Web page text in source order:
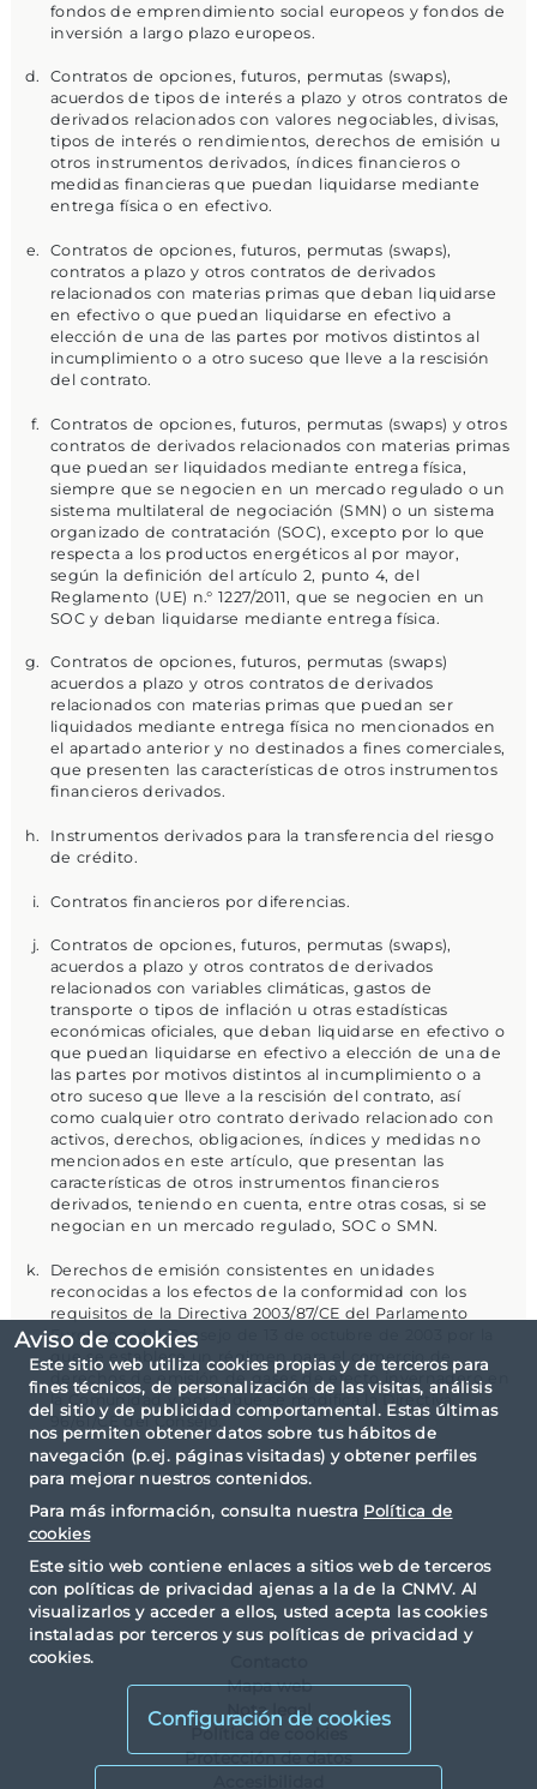
Aviso de cookies
Este sitio web utiliza cookies propias y de terceros para
fines técnicos, de personalización de las visitas, análisis
del sitio y de publicidad comportamental. Estas últimas
nos permiten obtener datos sobre tus hábitos de
navegación (p.ej. páginas visitadas) y obtener perfiles
para mejorar nuestros contenidos.
Para más información, consulta nuestra Política de
cookies
Este sitio web contiene enlaces a sitios web de terceros
con políticas de privacidad ajenas a la de la CNMV. Al
visualizarlos y acceder a ellos, usted acepta las cookies
instaladas por terceros y sus políticas de privacidad y
cookies.
Configuración de cookies
fondos de emprendimiento social europeos y fondos de
inversión a largo plazo europeos.
Contratos de opciones, futuros, permutas (swaps),
acuerdos de tipos de interés a plazo y otros contratos de
derivados relacionados con valores negociables, divisas,
tipos de interés o rendimientos, derechos de emisión u
otros instrumentos derivados, índices financieros o
medidas financieras que puedan liquidarse mediante
entrega física o en efectivo.
Contratos de opciones, futuros, permutas (swaps),
contratos a plazo y otros contratos de derivados
relacionados con materias primas que deban liquidarse
en efectivo o que puedan liquidarse en efectivo a
elección de una de las partes por motivos distintos al
incumplimiento o a otro suceso que lleve a la rescisión
del contrato.
Contratos de opciones, futuros, permutas (swaps) y otros
contratos de derivados relacionados con materias primas
que puedan ser liquidados mediante entrega física,
siempre que se negocien en un mercado regulado o un
sistema multilateral de negociación (SMN) o un sistema
organizado de contratación (SOC), excepto por lo que
respecta a los productos energéticos al por mayor,
según la definición del artículo 2, punto 4, del
Reglamento (UE) n.° 1227/2011, que se negocien en un
SOC y deban liquidarse mediante entrega física.
Contratos de opciones, futuros, permutas (swaps)
acuerdos a plazo y otros contratos de derivados
relacionados con materias primas que puedan ser
liquidados mediante entrega física no mencionados en
el apartado anterior y no destinados a fines comerciales,
que presenten las características de otros instrumentos
financieros derivados.
Instrumentos derivados para la transferencia del riesgo
de crédito.
Contratos financieros por diferencias.
Contratos de opciones, futuros, permutas (swaps),
acuerdos a plazo y otros contratos de derivados
relacionados con variables climáticas, gastos de
transporte o tipos de inflación u otras estadísticas
económicas oficiales, que deban liquidarse en efectivo o
que puedan liquidarse en efectivo a elección de una de
las partes por motivos distintos al incumplimiento o a
otro suceso que lleve a la rescisión del contrato, así
como cualquier otro contrato derivado relacionado con
activos, derechos, obligaciones, índices y medidas no
mencionados en este artículo, que presentan las
características de otros instrumentos financieros
derivados, teniendo en cuenta, entre otras cosas, si se
negocian en un mercado regulado, SOC o SMN.
Derechos de emisión consistentes en unidades
reconocidas a los efectos de la conformidad con los
requisitos de la Directiva 2003/87/CE del Parlamento
Europeo y del Consejo de 13 de octubre de 2003 por la
que se establece un régimen para el comercio de
derechos de emisión de gases de efecto invernadero en
la Comunidad y por la que se modifica la Directiva
96/61/CE del Consejo.
Mapa web
Nota legal
Política de cookies
Protección de datos